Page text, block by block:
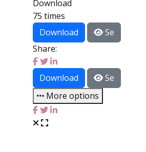
Download
75 times
Download
Se
Share:
Download
Se
More options